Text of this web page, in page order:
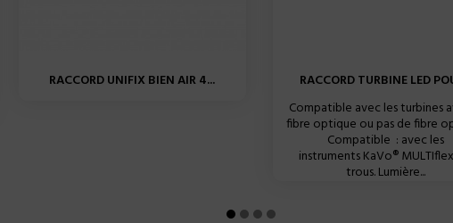
RACCORD UNIFIX BIEN AIR 4...
RACCORD TURBINE LED
Compatible avec les turbines
fibre optique ou pas de fibre
Compatible : avec les
instruments KaVo®
trous. Lumière...